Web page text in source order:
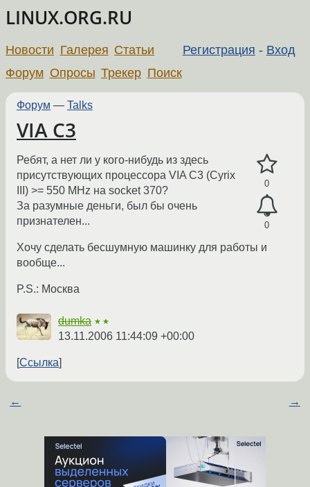
LINUX.ORG.RU
Регистрация - Вход
Новости Галерея Статьи
Форум Опросы Трекер Поиск
Форум — Talks
VIA C3
0
0
Ребят, а нет ли у кого-нибудь из здесь
присутствующих процессора VIA C3 (Cyrix
III) >= 550 MHz на socket 370?
За разумные деньги, был бы очень
признателен...
Хочу сделать бесшумную машинку для работы и
вообще...
P.S.: Москва
dumka ★★
13.11.2006 11:44:09 +00:00
Ссылка
← →